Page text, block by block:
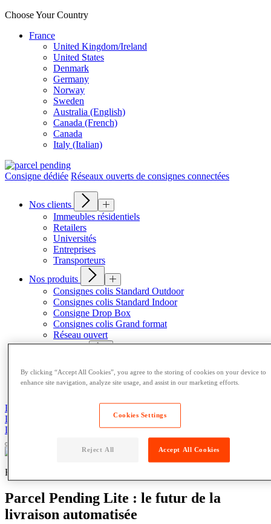
Choose Your Country
France
United Kingdom/Ireland
United States
Denmark
Germany
Norway
Sweden
Australia (English)
Canada (French)
Canada
Italy (Italian)
Consigne dédiée Réseaux ouverts de consignes connectées
Nos clients
Immeubles résidentiels
Retailers
Universités
Entreprises
Transporteurs
Nos produits
Consignes colis Standard Outdoor
Consignes colis Standard Indoor
Consigne Drop Box
Consignes colis Grand format
Réseau ouvert
News
A Propos
DEMANDER UN DEVIS
DEMANDER UN DEVIS
DEMANDER UN DEVIS
Retailers
Parcel Pending Lite : le futur de la
livraison automatisée
By clicking “Accept All Cookies”, you agree to the storing of cookies on your device to
enhance site navigation, analyze site usage, and assist in our marketing efforts.
Cookies Settings
Reject All Accept All Cookies